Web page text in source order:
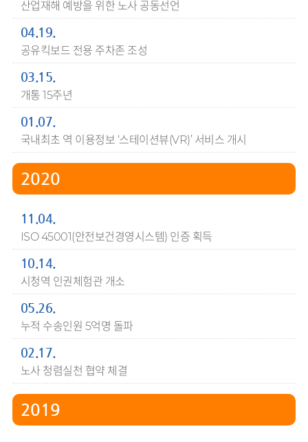
산업재해 예방을 위한 노사 공동선언
04.19.
공유킥보드 전용 주차존 조성
03.15.
개통 15주년
01.07.
국내최초 역 이용정보 ‘스테이션뷰(VR)’ 서비스 개시
2020
11.04.
ISO 45001(안전보건경영시스템) 인증 획득
10.14.
시청역 인권체험관 개소
05.26.
누적 수송인원 5억명 돌파
02.17.
노사 청렴실천 협약 체결
2019